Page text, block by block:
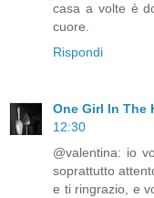
casa a volte è
cuore.
Rispondi
One Girl In The
12:30
@valentina: io
soprattutto
e ti ringrazio, e